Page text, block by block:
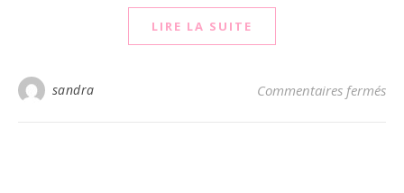
LIRE LA SUITE
sandra Commentaires fermés